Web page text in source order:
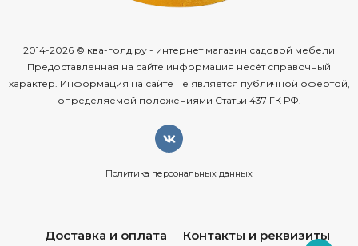
2014-2026 © ква-голд.ру - интернет магазин садовой мебели
Предоставленная на сайте информация несёт справочный
характер. Информация на сайте не является публичной офертой,
определяемой положениями Статьи 437 ГК РФ.
Политика персональных данных
Доставка и оплата Контакты и реквизиты